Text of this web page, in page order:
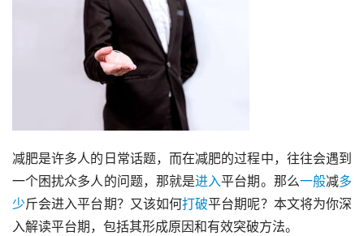
减肥是许多人的日常话题，而在减肥的过程中，往往会遇到
一个困扰众多人的问题，那就是进入平台期。那么一般减多
少斤会进入平台期？又该如何打破平台期呢？本文将为你深
入解读平台期，包括其形成原因和有效突破方法。